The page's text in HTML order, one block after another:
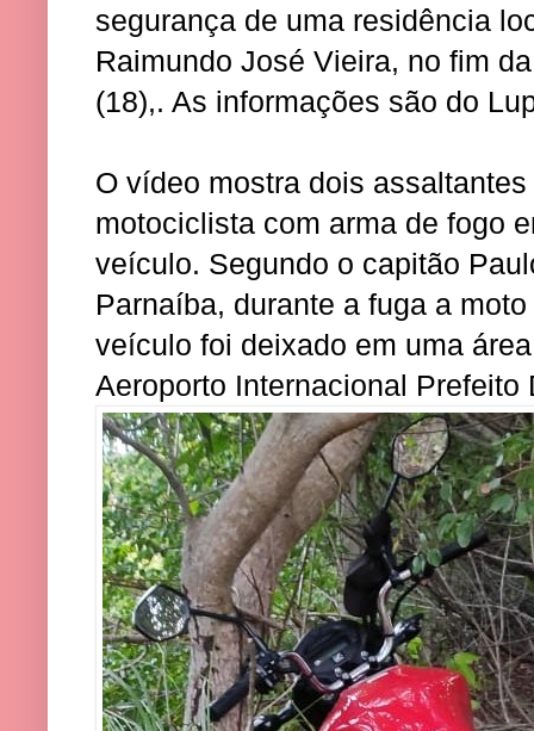
segurança de uma residência
Raimundo José Vieira, no fim
(18),. As informações são do
O vídeo mostra dois
motociclista com arma de fogo
veículo. Segundo o capitão
Parnaíba, durante a fuga a
veículo foi deixado em uma
Aeroporto Internacional Prefeito